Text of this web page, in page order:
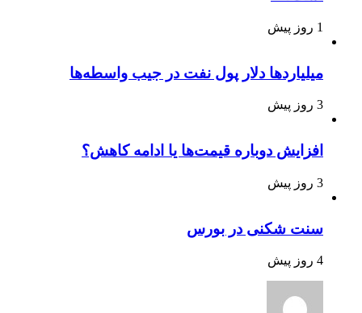
1 روز پیش
میلیاردها دلار پول نفت در جیب واسطه‌ها
3 روز پیش
افزایش دوباره قیمت‌ها یا ادامه کاهش؟
3 روز پیش
سنت شکنی در بورس
4 روز پیش